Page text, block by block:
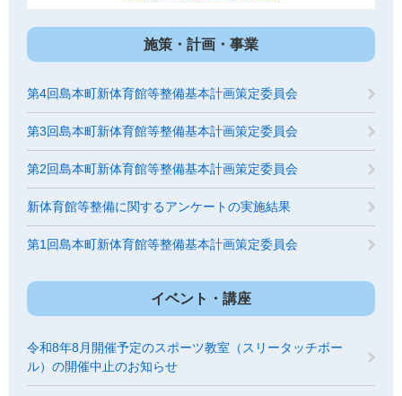
施策・計画・事業
第4回島本町新体育館等整備基本計画策定委員会
第3回島本町新体育館等整備基本計画策定委員会
第2回島本町新体育館等整備基本計画策定委員会
新体育館等整備に関するアンケートの実施結果
第1回島本町新体育館等整備基本計画策定委員会
イベント・講座
令和8年8月開催予定のスポーツ教室（スリータッチボー
ル）の開催中止のお知らせ